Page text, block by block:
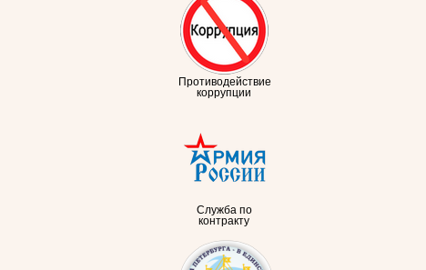
Противодействие
коррупции
Служба по
контракту